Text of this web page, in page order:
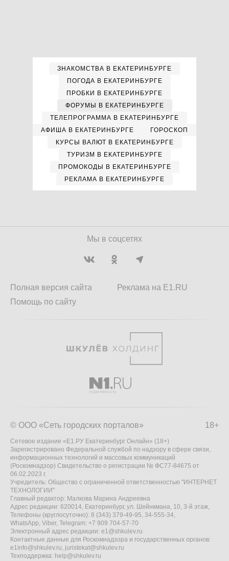
ЗНАКОМСТВА В ЕКАТЕРИНБУРГЕ
ПОГОДА В ЕКАТЕРИНБУРГЕ
ПРОБКИ В ЕКАТЕРИНБУРГЕ
ФОРУМЫ В ЕКАТЕРИНБУРГЕ
ТЕЛЕПРОГРАММА В ЕКАТЕРИНБУРГЕ
АФИША В ЕКАТЕРИНБУРГЕ
ГОРОСКОП
КУРСЫ ВАЛЮТ В ЕКАТЕРИНБУРГЕ
ТУРИЗМ В ЕКАТЕРИНБУРГЕ
ПРОМОКОДЫ В ЕКАТЕРИНБУРГЕ
РЕКЛАМА В ЕКАТЕРИНБУРГЕ
Мы в соцсетях
Полная версия сайта
Помощь по сайту
Реклама на E1.RU
18+
© ООО «Сеть городских порталов»
Сетевое издание «Е1.РУ Екатеринбург Онлайн» (18+)
Зарегистрировано Федеральной службой по надзору в сфере связи,
информационных технологий и массовых коммуникаций
(Роскомнадзор) Свидетельство о регистрации № ФС77-84675 от
06.02.2023 г.
Учредитель: Общество с ограниченной ответственностью "ИНТЕРНЕТ
ТЕХНОЛОГИИ"
Главный редактор: Малкова Марина Андреевна
Адрес редакции: 620014, Екатеринбург, ул. Шейнкмана, 10, 3-й этаж,
Телефоны (круглосуточно): 8 (343) 379-49-95, 34-555-34,
WhatsApp, Viber, Telegram: +7 909 704-57-70
Электронный адрес редакции: e1@shkulev.ru
Контактные данные для Роскомнадзора и государственных органов:
e1info@shkulev.ru, juristekat@shkulev.ru
Техподдержка: help@shkulev.ru